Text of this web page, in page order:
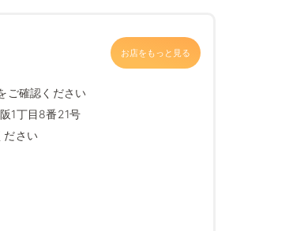
お店をもっと見る
ご確認ください
1丁目8番21号
ださい